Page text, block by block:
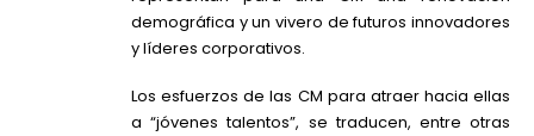
demográfica y un vivero de futuros innovadores
y líderes corporativos.
Los esfuerzos de las CM para atraer hacia ellas
a “jóvenes talentos”, se traducen, entre otras